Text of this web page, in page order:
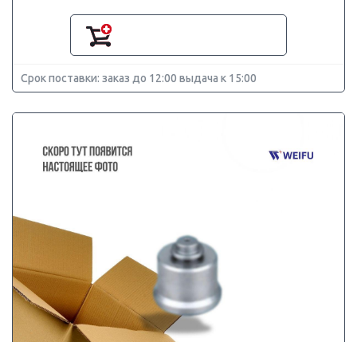
Срок поставки: заказ до 12:00 выдача к 15:00